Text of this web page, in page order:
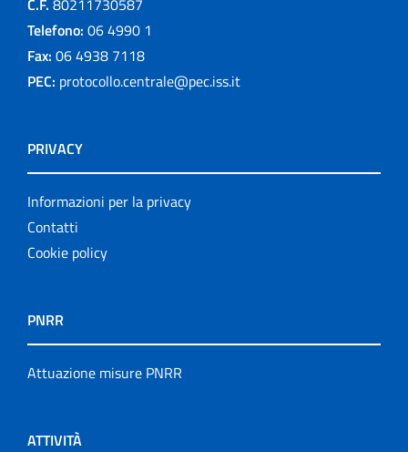
C.F. 80211730587
Telefono: 06 4990 1
Fax: 06 4938 7118
PEC: protocollo.centrale@pec.iss.it
PRIVACY
Informazioni per la privacy
Contatti
Cookie policy
PNRR
Attuazione misure PNRR
ATTIVITÀ